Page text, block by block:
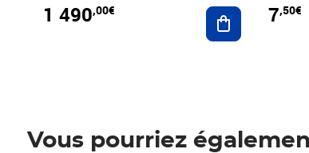
1 490,00€ Ajouter au
7,50€
Vous pourriez